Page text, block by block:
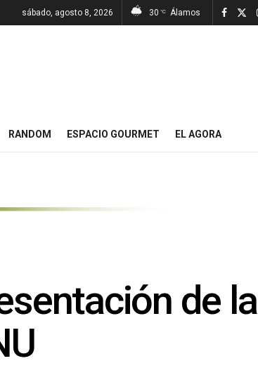
sábado, agosto 8, 2026 30 °C Álamos
RANDOM ESPACIO GOURMET EL AGORA
de la